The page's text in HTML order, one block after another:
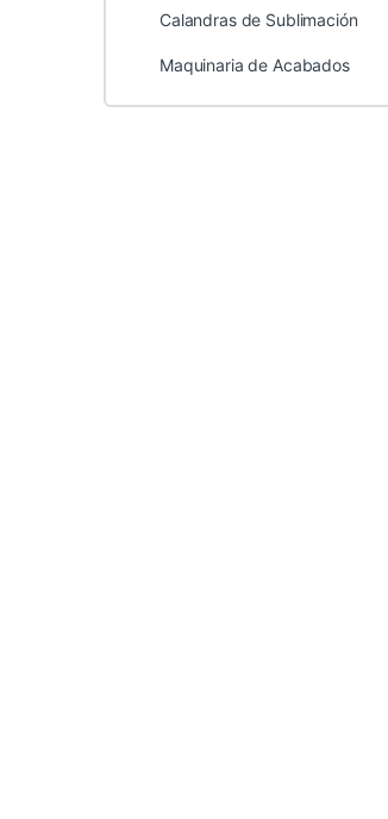
Calandras de Sublimación
Maquinaria de Acabados